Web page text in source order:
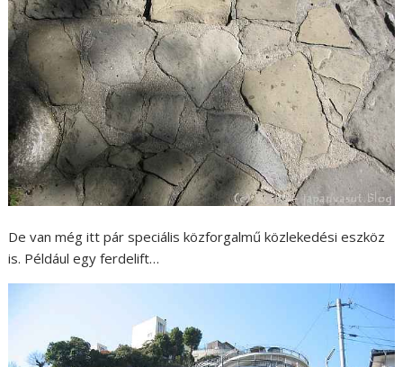
De van még itt pár speciális közforgalmű közlekedési eszköz
is. Például egy ferdelift…